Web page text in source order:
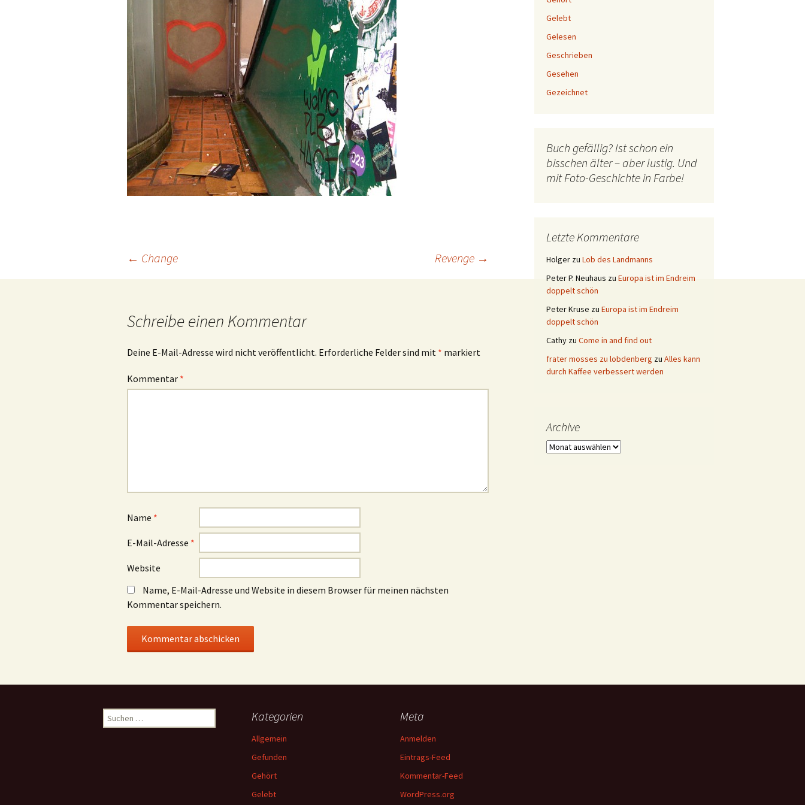
← Change Revenge →
Schreibe einen Kommentar
Deine E-Mail-Adresse wird nicht veröffentlicht. Erforderliche Felder sind mit * markiert
Kommentar *
Name *
E-Mail-Adresse *
Website
Name, E-Mail-Adresse und Website in diesem Browser für meinen nächsten
Kommentar speichern.
Gelebt
Gelesen
Geschrieben
Gesehen
Gezeichnet
Buch gefällig? Ist schon ein
bisschen älter – aber lustig. Und
mit Foto-Geschichte in Farbe!
Letzte Kommentare
Holger zu Lob des Landmanns
Peter P. Neuhaus zu Europa ist im Endreim
doppelt schön
Peter Kruse zu Europa ist im Endreim
doppelt schön
Cathy zu Come in and find out
frater mosses zu lobdenberg zu Alles kann
durch Kaffee verbessert werden
Archive
Archive
Suchen
nach:
Kategorien
Allgemein
Gefunden
Gehört
Gelebt
Meta
Anmelden
Eintrags-Feed
Kommentar-Feed
WordPress.org